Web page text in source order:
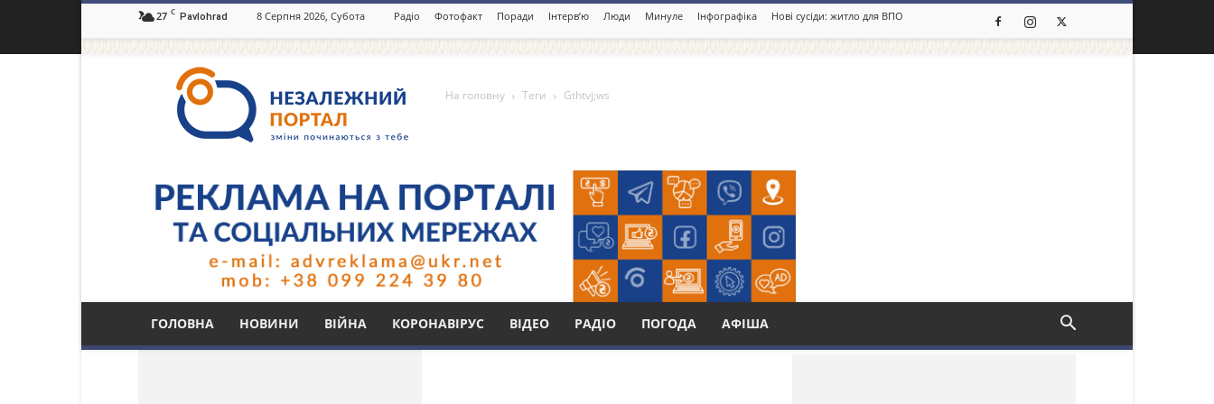
27 C Pavlohrad 8 Серпня 2026, Субота Радіо Фотофакт Поради Інтерв’ю Люди Минуле Інфографіка Нові сусіди: житло для ВПО
портал
Павлоград.dp.ua
ГОЛОВНА НОВИНИ ВІЙНА КОРОНАВІРУС ВІДЕО РАДІО ПОГОДА АФІША
На головну Теги Gthtvj;ws
Тег: gthtvj;ws